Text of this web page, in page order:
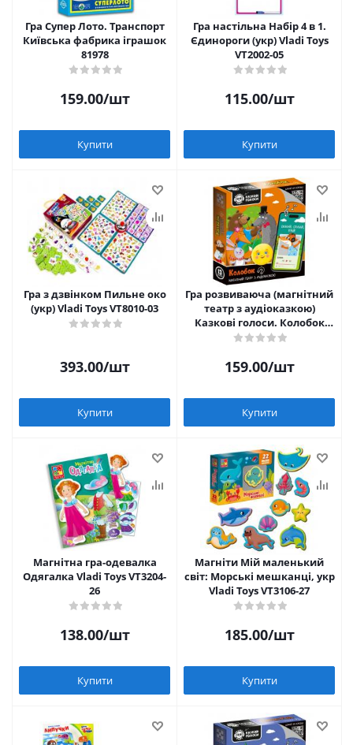
Гра Супер Лото. Транспорт
Київська фабрика іграшок
81978
159.00/шт
Купити
Гра настільна Набір 4 в 1.
Єдинороги (укр) Vladi Toys
VT2002-05
115.00/шт
Купити
Гра з дзвінком Пильне око
(укр) Vladi Toys VT8010-03
393.00/шт
Купити
Гра розвиваюча (магнітний
театр з аудіоказкою)
Казкові голоси. Колобок
Vladi Toys VT3206-38
159.00/шт
Купити
Магнітна гра-одевалка
Одягалка Vladi Toys VT3204-
26
138.00/шт
Купити
Магніти Мій маленький
світ: Морські мешканці, укр
Vladi Toys VT3106-27
185.00/шт
Купити